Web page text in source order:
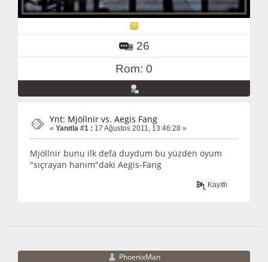
26
Rom: 0
Ynt: Mjöllnir vs. Aegis Fang
« Yanıtla #1 : 17 Ağustos 2011, 13:46:28 »
Mjöllnir bunu ilk defa duydum bu yüzden oyum
"sıçrayan hanım"daki Aegis-Fang
Kayıtlı
PhoenixMan